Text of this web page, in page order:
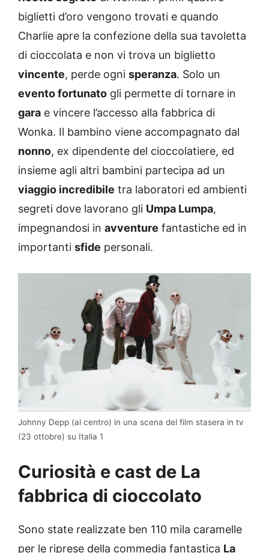
biglietti d’oro vengono trovati e quando
Charlie apre la confezione della sua tavoletta
di cioccolata e non vi trova un biglietto
vincente, perde ogni speranza. Solo un
evento fortunato gli permette di tornare in
gara e vincere l’accesso alla fabbrica di
Wonka. Il bambino viene accompagnato dal
nonno, ex dipendente del cioccolatiere, ed
insieme agli altri bambini partecipa ad un
viaggio incredibile tra laboratori ed ambienti
segreti dove lavorano gli Umpa Lumpa,
impegnandosi in avventure fantastiche ed in
importanti sfide personali.
Johnny Depp (al centro) in una scena del film stasera in tv
(23 ottobre) su Italia 1
Curiosità e cast de La
fabbrica di cioccolato
Sono state realizzate ben 110 mila caramelle
per le riprese della commedia fantastica La